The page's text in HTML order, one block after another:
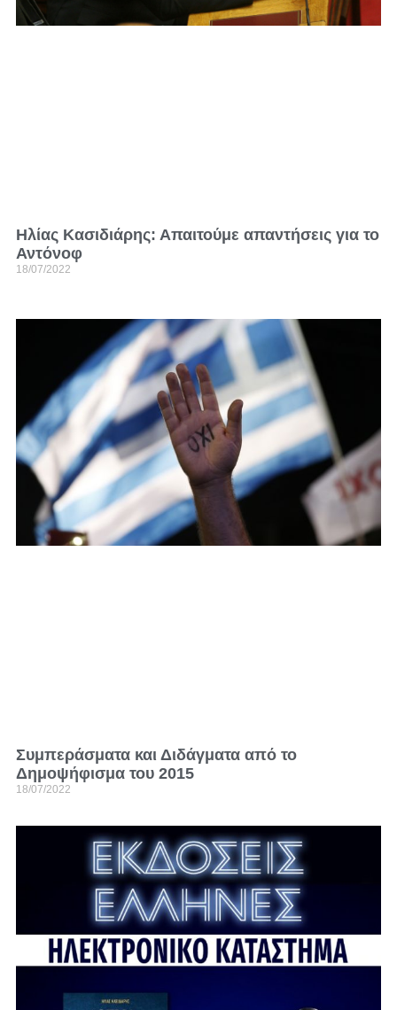
Ηλίας Κασιδιάρης: Απαιτούμε απαντήσεις για το
Αντόνοφ
18/07/2022
Συμπεράσματα και Διδάγματα από το
Δημοψήφισμα του 2015
18/07/2022